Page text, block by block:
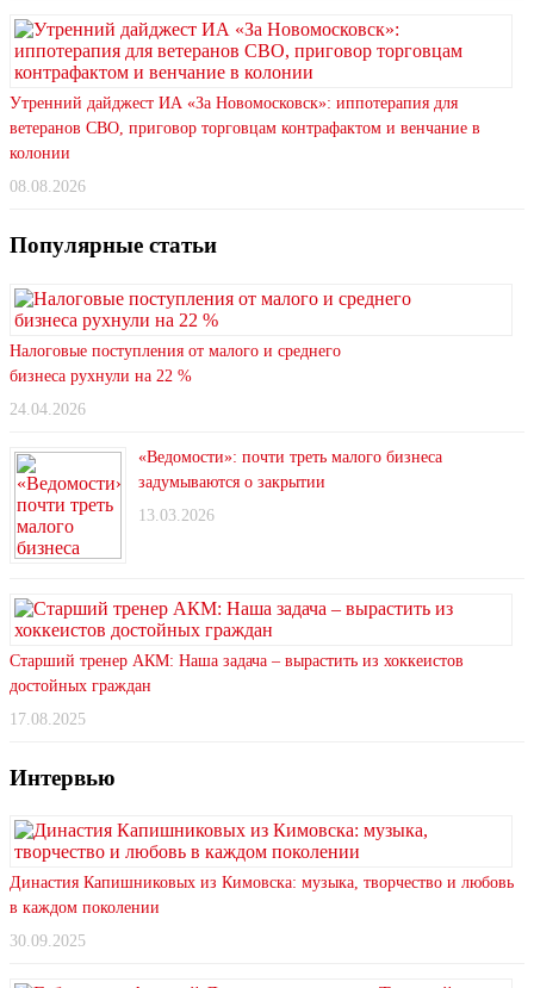
Утренний дайджест ИА «За Новомосковск»: иппотерапия для
ветеранов СВО, приговор торговцам контрафактом и венчание в
колонии
08.08.2026
Популярные статьи
Налоговые поступления от малого и среднего
бизнеса рухнули на 22 %
24.04.2026
«Ведомости»: почти треть малого бизнеса
задумываются о закрытии
13.03.2026
Старший тренер АКМ: Наша задача – вырастить из хоккеистов
достойных граждан
17.08.2025
Интервью
Династия Капишниковых из Кимовска: музыка, творчество и любовь
в каждом поколении
30.09.2025